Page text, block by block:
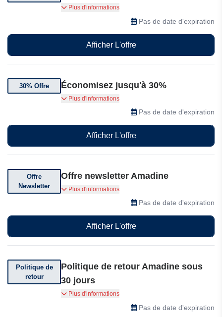
Bénéficiez de 40% de réduction pour 11 à 20
Plus d'informations
Pas de date d'expiration
Afficher L'offre
30% Offre Économisez jusqu'à 30%
Bénéficiez de 30% de réduction pour 1 à 10
Plus d'informations
Pas de date d'expiration
Afficher L'offre
Offre
Newsletter
Offre newsletter Amadine
Abonnez-vous et recevez des codes de
réduction exceptionnels
Plus d'informations
Pas de date d'expiration
Afficher L'offre
Politique de
retour
Politique de retour Amadine sous
30 jours
Vous pouvez retourner votre commande sous 30
jours à compter de la date de réception de votre
commande par Amadine.
Plus d'informations
Pas de date d'expiration